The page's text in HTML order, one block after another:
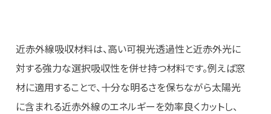
近赤外線吸収材料は、高い可視光透過性と近赤外光に
対する強力な選択吸収性を併せ持つ材料です。例えば窓
材に適用することで、十分な明るさを保ちながら太陽光
に含まれる近赤外線のエネルギーを効率良くカットし、